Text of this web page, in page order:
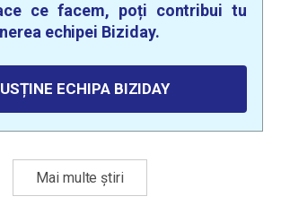
ce facem, poți contribui tu
echipei Biziday.
ECHIPA BIZIDAY
Mai multe știri